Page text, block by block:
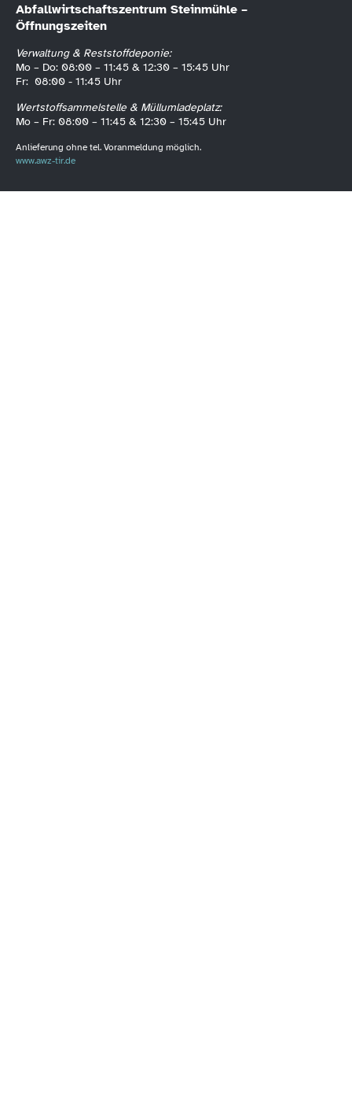
Abfallwirtschaftszentrum Steinmühle –
Öffnungszeiten
Verwaltung & Reststoffdeponie:
Mo – Do: 08:00 – 11:45 & 12:30 – 15:45 Uhr
Fr: 08:00 - 11:45 Uhr
Wertstoffsammelstelle & Müllumladeplatz:
Mo – Fr: 08:00 – 11:45 & 12:30 – 15:45 Uhr
Anlieferung ohne tel. Voranmeldung möglich.
www.awz-tir.de